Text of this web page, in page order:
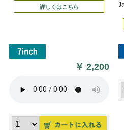
詳しくはこちら
￥2,200